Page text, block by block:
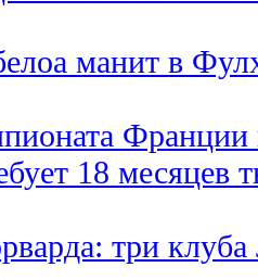
манит в
Франции
18 месяцев
три